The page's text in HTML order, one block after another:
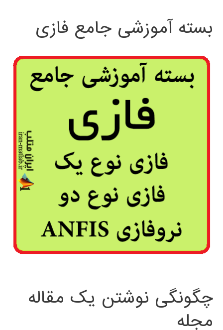
بسته آموزشی جامع فازی
چگونگی نوشتن یک مقاله
مجله